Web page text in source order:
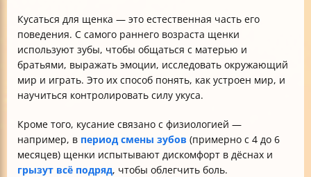
Кусаться для щенка — это естественная часть его
поведения. С самого раннего возраста щенки
используют зубы, чтобы общаться с матерью и
братьями, выражать эмоции, исследовать окружающий
мир и играть. Это их способ понять, как устроен мир, и
научиться контролировать силу укуса.
Кроме того, кусание связано с физиологией —
например, в период смены зубов (примерно с 4 до 6
месяцев) щенки испытывают дискомфорт в дёснах и
грызут всё подряд, чтобы облегчить боль.